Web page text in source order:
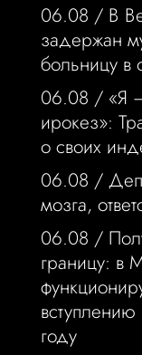
06.08 / В
задержан
больницу в
06.08 / «Я
ирокез»:
о своих
06.08 /
мозга,
06.08 /
границу:
году